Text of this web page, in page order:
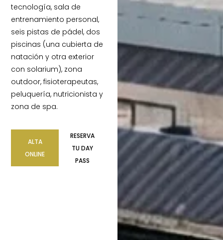
tecnología, sala de
entrenamiento personal,
seis pistas de pádel, dos
piscinas (una cubierta de
natación y otra exterior
con solarium), zona
outdoor, fisioterapeutas,
peluquería, nutricionista y
zona de spa.
ALTA
ONLINE
RESERVA
TU DAY
PASS